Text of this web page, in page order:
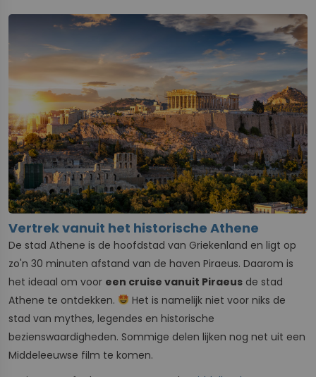
Vertrek vanuit het historische Athene
De stad Athene is de hoofdstad van Griekenland en ligt op
zo'n 30 minuten afstand van de haven Piraeus. Daarom is
het ideaal om voor een cruise vanuit Piraeus de stad
Athene te ontdekken.
Het is namelijk niet voor niks de
stad van mythes, legendes en historische
bezienswaardigheden. Sommige delen lijken nog net uit een
Middeleeuwse film te komen.